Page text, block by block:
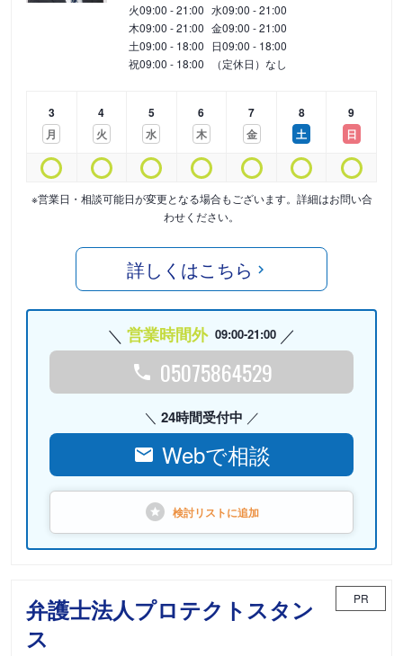
火09:00 - 21:00 水09:00 - 21:00
木09:00 - 21:00 金09:00 - 21:00
土09:00 - 18:00 日09:00 - 18:00
祝09:00 - 18:00 （定休日）なし
3
月
4
火
5
水
6
木
7
金
8
土
9
日
※営業日・相談可能日が変更となる場合もございます。詳細はお問い合
わせください。
詳しくはこちら
営業時間外 09:00-21:00
05075864529
24時間受付中
Webで相談
検討リストに追加
弁護士法人プロテクトスタン
ス
PR